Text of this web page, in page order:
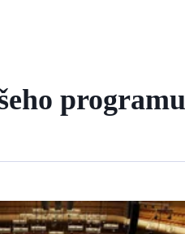
programu